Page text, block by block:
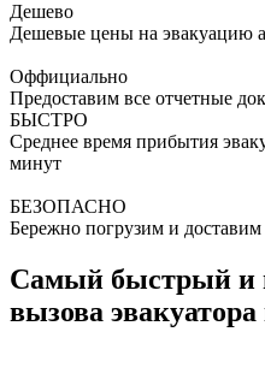
Дешево
Дешевые цены на эвакуацию
Оффициально
Предоставим все отчетные
БЫСТРО
Среднее время прибытия
минут
БЕЗОПАСНО
Бережно погрузим и
Самый быстрый и
вызова